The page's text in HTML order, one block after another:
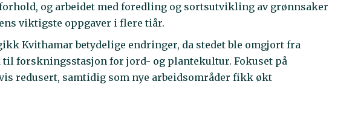
og arbeidet med foredling og sortsutvikling av grønnsaker
viktigste oppgaver i flere tiår.
Kvithamar betydelige endringer, da stedet ble omgjort fra
forskningsstasjon for jord- og plantekultur. Fokuset på
redusert, samtidig som nye arbeidsområder fikk økt